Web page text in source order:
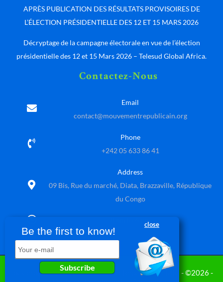
APRÈS PUBLICATION DES RÉSULTATS PROVISOIRES DE
L’ÉLECTION PRÉSIDENTIELLE DES 12 ET 15 MARS 2026
Décryptage de la campagne électorale en vue de l’élection
présidentielle des 12 et 15 Mars 2026 – Telesud Global Africa.
Contactez-Nous
Email
contact@mouvementrepublicain.org
Phone
+242 05 633 86 41
Address
09 Bis, Rue du marché, Diata, Brazzaville, République
du Congo
8 am to 6 pm
Tous droits réservés - Mouvement Républicain (MR) - ©2026 -
close
Be the first to know!
Your e-mail
Subscribe